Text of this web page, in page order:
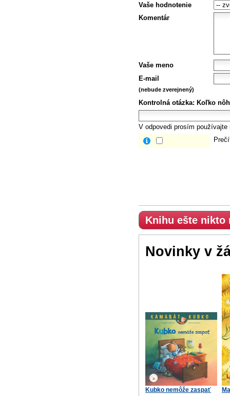
Vaše hodnotenie
Komentár
Vaše meno
E-mail
(nebude zverejnený)
Kontrolná otázka: Koľko
V odpovedi prosím
Knihu ešte nikto
Novinky v
Kubko nemôže zaspať